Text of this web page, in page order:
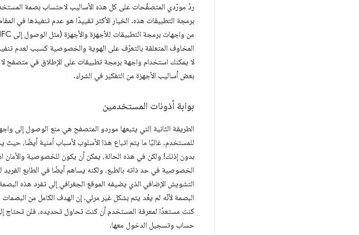
ردّ مورّدي المتصفّحات على كل هذه الأساليب لاحتساب بصمة
برمجة التطبيقات هذه. الخيار الأكثر تقييدًا هو عدم تنفيذها في
المخاوف المتعلقة بالتعرّف على الهوية والخصوصية كسبب لعدم
لا يمكنك استخدام واجهة برمجة تطبيقات على الإطلاق في متصفح
بعض أساليب الأجهزة من التفكير في الشراء.
بوابة أذونات المستخدمين
الطريقة الثانية التي يتبعها موردو المتصفح هي منع الوصول إلى
للمستخدم. غالبًا ما يتم اتباع هذا الأسلوب لأسباب أمنية أيضًا،
بدون إذنك! ولكن في هذه الحالة، يمكن أن يكون للخصوصية
الخصوصية في حد ذاته بالطبع، ولكنه يساهم أيضًا في الطابع
التشويش الإضافي الذي يضيفه الموقع الجغرافي إلى تفرد هذه
البصمة لأنّه لم يعُد يتم بشكل غير مرئي. إن الهدف الكامل من
كنت مستعدًا لمعرفة المستخدم أن كنت تحاول تحديده، فلن تحتاج
حساب وتسجيل الدخول معها.